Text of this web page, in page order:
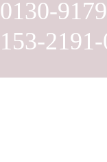
0130-9179
153-